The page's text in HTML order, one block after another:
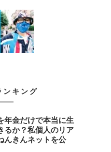
ンキング
年金だけで本当に生
るか？私個人のリア
んきんネットを公